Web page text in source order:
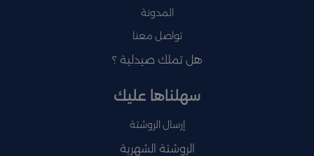
المدونة
تواصل معنا
هل تملك صيدلية ؟
سهلناها عليك
إرسال الروشتة
الروشتة الشهرية